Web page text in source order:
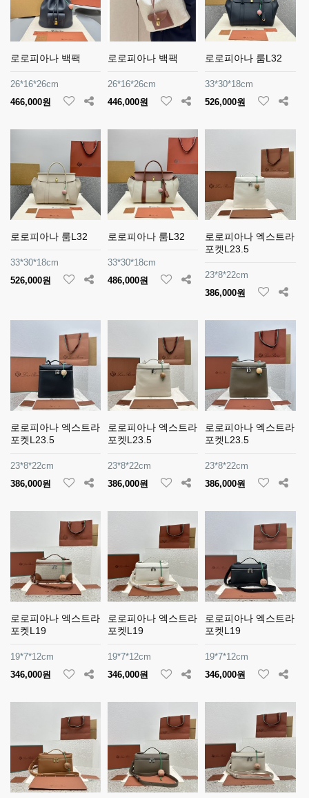
로로피아나 백팩
26*16*26cm
466,000원
로로피아나 백팩
26*16*26cm
446,000원
로로피아나 룸L32
33*30*18cm
526,000원
로로피아나 룸L32
33*30*18cm
526,000원
로로피아나 룸L32
33*30*18cm
486,000원
로로피아나 엑스트라
포켓L23.5
23*8*22cm
386,000원
로로피아나 엑스트라
포켓L23.5
23*8*22cm
386,000원
로로피아나 엑스트라
포켓L23.5
23*8*22cm
386,000원
로로피아나 엑스트라
포켓L23.5
23*8*22cm
386,000원
로로피아나 엑스트라
포켓L19
19*7*12cm
346,000원
로로피아나 엑스트라
포켓L19
19*7*12cm
346,000원
로로피아나 엑스트라
포켓L19
19*7*12cm
346,000원